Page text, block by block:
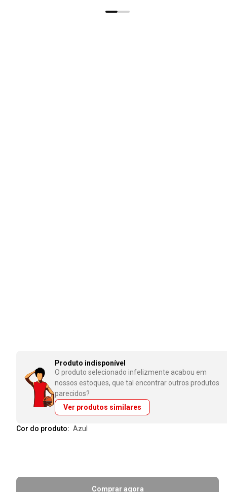
Produto indisponível
O produto selecionado infelizmente acabou em
nossos estoques, que tal encontrar outros produtos
parecidos?
Ver produtos similares
Cor do produto: azul
Comprar agora